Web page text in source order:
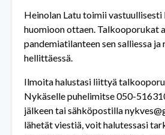
Heinolan Latu toimii
huomioon ottaen. Talkooporukat
pandemiatilanteen sen salliessa
hellittäessä.
Ilmoita halustasi liittyä
Nykäselle puhelimitse 050-
jälkeen tai sähköpostilla
lähetät viestiä, voit halutessasi